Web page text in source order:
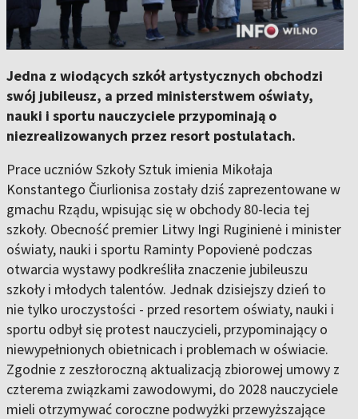
Jedna z wiodących szkół artystycznych obchodzi
swój jubileusz, a przed ministerstwem oświaty,
nauki i sportu nauczyciele przypominają o
niezrealizowanych przez resort postulatach.
Prace uczniów Szkoły Sztuk imienia Mikołaja
Konstantego Čiurlionisa zostały dziś zaprezentowane w
gmachu Rządu, wpisując się w obchody 80-lecia tej
szkoły. Obecność premier Litwy Ingi Ruginienė i minister
oświaty, nauki i sportu Raminty Popovienė podczas
otwarcia wystawy podkreśliła znaczenie jubileuszu
szkoły i młodych talentów. Jednak dzisiejszy dzień to
nie tylko uroczystości - przed resortem oświaty, nauki i
sportu odbył się protest nauczycieli, przypominający o
niewypełnionych obietnicach i problemach w oświacie.
Zgodnie z zeszłoroczną aktualizacją zbiorowej umowy z
czterema związkami zawodowymi, do 2028 nauczyciele
mieli otrzymywać coroczne podwyżki przewyższające